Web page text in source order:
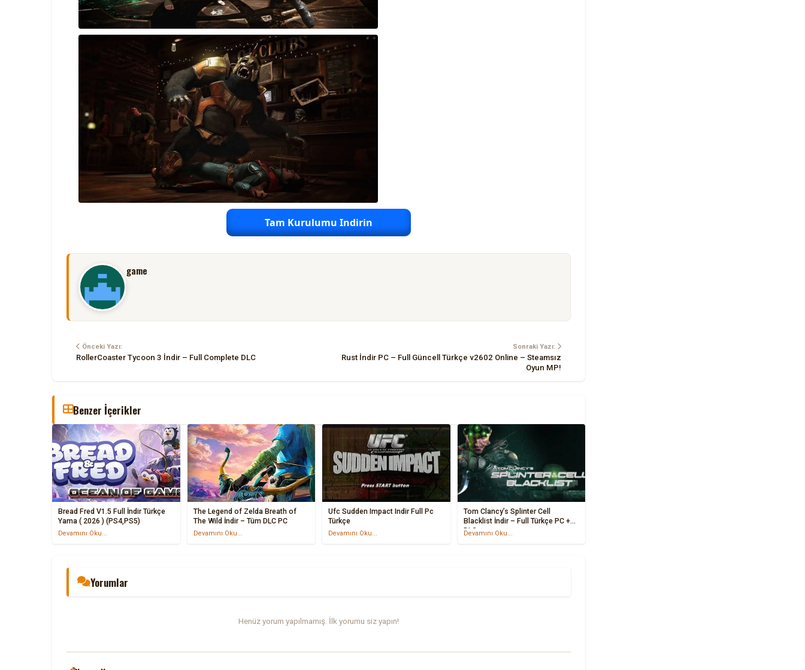
Tam Kurulumu Indirin
game
Önceki Yazı:
RollerCoaster Tycoon 3 İndir – Full Complete DLC
Sonraki Yazı:
Rust İndir PC – Full Güncell Türkçe v2602 Online – Steamsız
Oyun MP!
Benzer İçerikler
Bread Fred V1.5 Full İndir Türkçe
Yama ( 2026 ) (PS4,PS5)
Devamını Oku...
The Legend of Zelda Breath of
The Wild İndir – Tüm DLC PC
Devamını Oku...
Ufc Sudden Impact Indir Full Pc
Türkçe
Devamını Oku...
Tom Clancy’s Splinter Cell
Blacklist İndir – Full Türkçe PC +
DLC
Devamını Oku...
Yorumlar
Henüz yorum yapılmamış. İlk yorumu siz yapın!